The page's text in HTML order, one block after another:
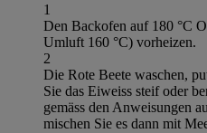
1
Den Backofen auf 180 °C
Umluft 160 °C) vorheizen.
2
Die Rote Beete waschen,
Sie das Eiweiss steif oder
gemäss den Anweisungen
mischen Sie es dann mit